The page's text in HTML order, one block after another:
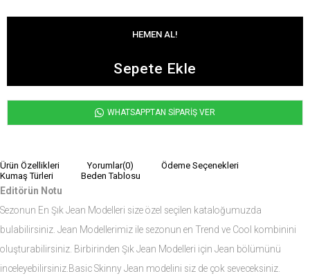
WHATSAPPTAN SİPARİŞ VER
Ürün Özellikleri Yorumlar(0)
Ödeme Seçenekleri
Kumaş Türleri
Beden Tablosu
Editörün Notu
Sezonun En Şık Jean Modelleri size özel seçilen kataloğumuzda
bulabilirsiniz. Jean Modellerimiz ile sezonun en Trend ve Cool kombinini
oluşturabilirsiniz. Birbirinden Şık Jean Modelleri için Jean bölümünü
inceleyebilirsiniz.Basic Skinny Jean modelini siz de çok seveceksiniz.